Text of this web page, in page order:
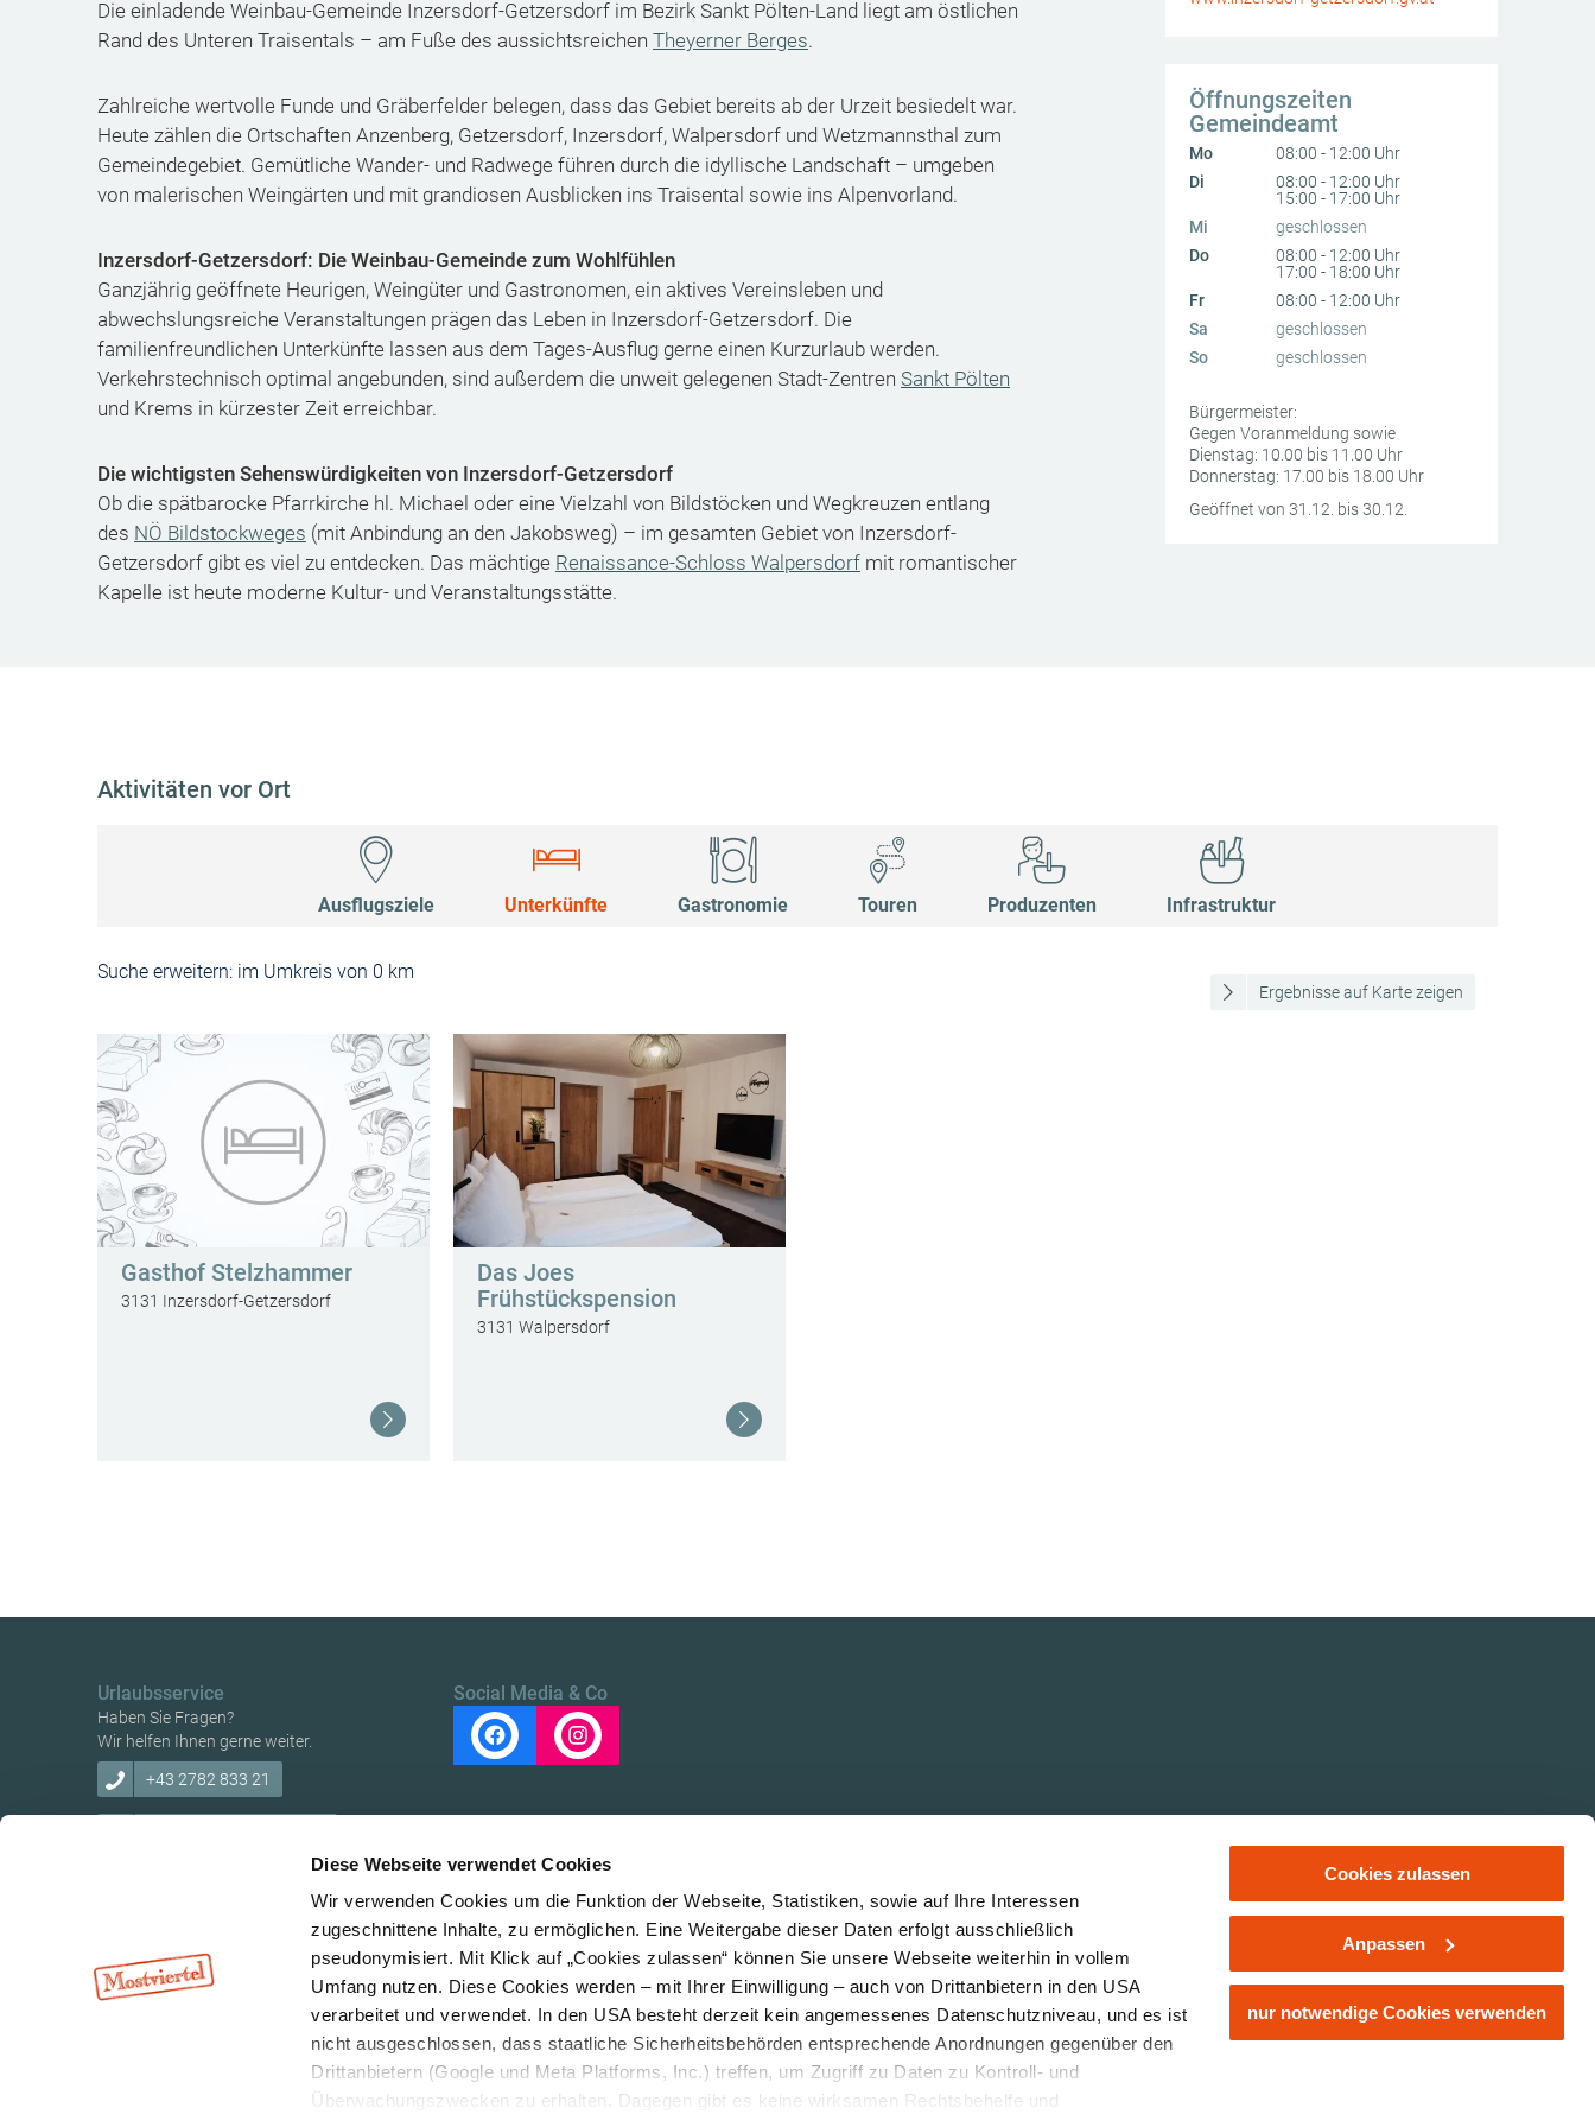
Diese Webseite verwendet Cookies
Wir verwenden Cookies um die Funktion der Webseite, Statistiken, sowie auf Ihre Interessen
zugeschnittene Inhalte, zu ermöglichen. Eine Weitergabe dieser Daten erfolgt ausschließlich
pseudonymisiert. Mit Klick auf „Cookies zulassen“ können Sie unsere Webseite weiterhin in vollem
Umfang nutzen. Diese Cookies werden – mit Ihrer Einwilligung – auch von Drittanbietern in den USA
verarbeitet und verwendet. In den USA besteht derzeit kein angemessenes Datenschutzniveau, und es ist
nicht ausgeschlossen, dass staatliche Sicherheitsbehörden entsprechende Anordnungen gegenüber den
Drittanbietern (Google und Meta Platforms, Inc.) treffen, um Zugriff zu Daten zu Kontroll- und
Überwachungszwecken zu erhalten. Dagegen gibt es keine wirksamen Rechtsbehelfe und
Cookies zulassen
Anpassen
nur notwendige Cookies verwenden
Die einladende Weinbau-Gemeinde Inzersdorf-Getzersdorf im Bezirk Sankt Pölten-Land liegt am östlichen
Rand des Unteren Traisentals – am Fuße des aussichtsreichen Theyerner Berges.
Zahlreiche wertvolle Funde und Gräberfelder belegen, dass das Gebiet bereits ab der Urzeit besiedelt war.
Heute zählen die Ortschaften Anzenberg, Getzersdorf, Inzersdorf, Walpersdorf und Wetzmannsthal zum
Gemeindegebiet. Gemütliche Wander- und Radwege führen durch die idyllische Landschaft – umgeben
von malerischen Weingärten und mit grandiosen Ausblicken ins Traisental sowie ins Alpenvorland.
Inzersdorf-Getzersdorf: Die Weinbau-Gemeinde zum Wohlfühlen
Ganzjährig geöffnete Heurigen, Weingüter und Gastronomen, ein aktives Vereinsleben und
abwechslungsreiche Veranstaltungen prägen das Leben in Inzersdorf-Getzersdorf. Die
familienfreundlichen Unterkünfte lassen aus dem Tages-Ausflug gerne einen Kurzurlaub werden.
Verkehrstechnisch optimal angebunden, sind außerdem die unweit gelegenen Stadt-Zentren Sankt Pölten
und Krems in kürzester Zeit erreichbar.
Die wichtigsten Sehenswürdigkeiten von Inzersdorf-Getzersdorf
Ob die spätbarocke Pfarrkirche hl. Michael oder eine Vielzahl von Bildstöcken und Wegkreuzen entlang
des NÖ Bildstockweges (mit Anbindung an den Jakobsweg) – im gesamten Gebiet von Inzersdorf-
Getzersdorf gibt es viel zu entdecken. Das mächtige Renaissance-Schloss Walpersdorf mit romantischer
Kapelle ist heute moderne Kultur- und Veranstaltungsstätte.
Öffnungszeiten
Gemeindeamt
Mo
08:00 - 12:00 Uhr
Di
08:00 - 12:00 Uhr
15:00 - 17:00 Uhr
Mi
geschlossen
Do
08:00 - 12:00 Uhr
17:00 - 18:00 Uhr
Fr
08:00 - 12:00 Uhr
Sa
geschlossen
So
geschlossen
Bürgermeister:
Gegen Voranmeldung sowie
Dienstag: 10.00 bis 11.00 Uhr
Donnerstag: 17.00 bis 18.00 Uhr
Geöffnet von 31.12. bis 30.12.
Aktivitäten vor Ort
Ausflugsziele Unterkünfte Gastronomie Touren Produzenten Infrastruktur
Suche erweitern: im Umkreis von 0 km
Ergebnisse auf Karte zeigen
Gasthof Stelzhammer
3131 Inzersdorf-Getzersdorf
Das Joes
Frühstückspension
3131 Walpersdorf
Urlaubsservice
Haben Sie Fragen?
Wir helfen Ihnen gerne weiter.
+43 2782 833 21
Social Media & Co
Über uns LE/LEADER 14-20 Impressum Datenschutz Partnerbereich